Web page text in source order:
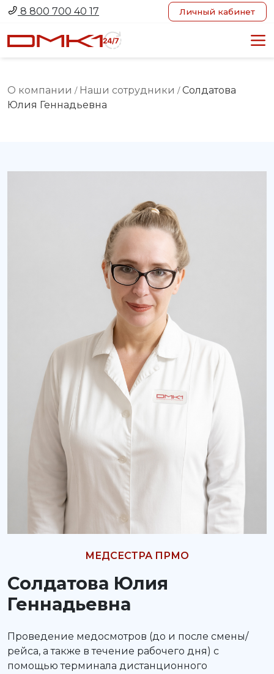
8 800 700 40 17 Личный кабинет
О компании / Наши сотрудники / Солдатова
Юлия Геннадьевна
МЕДСЕСТРА ПРМО
Солдатова Юлия
Геннадьевна
Проведение медосмотров (до и после смены/
рейса, а также в течение рабочего дня) с
помощью терминала дистанционного